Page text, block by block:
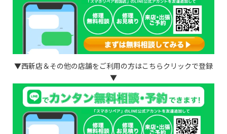
▼西新店＆その他の店舗をご利用の方はこちらクリックで登録
▼